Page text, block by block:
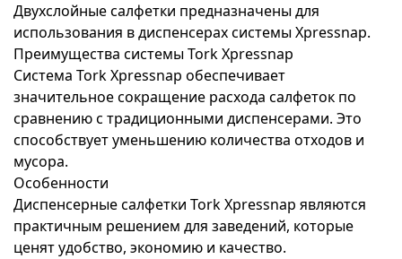
Двухслойные салфетки предназначены для
использования в диспенсерах системы Xpressnap.
Преимущества системы Tork Xpressnap
Система Tork Xpressnap обеспечивает
значительное сокращение расхода салфеток по
сравнению с традиционными диспенсерами. Это
способствует уменьшению количества отходов и
мусора.
Особенности
Диспенсерные салфетки Tork Xpressnap являются
практичным решением для заведений, которые
ценят удобство, экономию и качество.